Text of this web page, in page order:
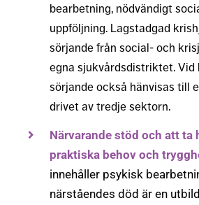
bearbetning, nödvändigt
uppföljning. Lagstadgad
sörjande från social- och
egna sjukvårdsdistriktet. Vid
sörjande också hänvisas till
drivet av tredje sektorn.
Närvarande stöd och att ta
praktiska behov och
innehåller psykisk
närståendes död är en